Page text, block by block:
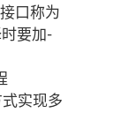
口称为
时要加-
实现多